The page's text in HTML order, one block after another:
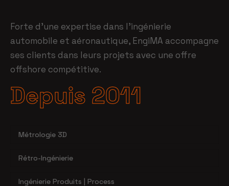
Forte d’une expertise dans l’ingénierie
automobile et aéronautique, EngiMA accompagne
ses clients dans leurs projets avec une offre
offshore compétitive.
Depuis 2011
Métrologie 3D
Rétro-Ingénierie
Ingénierie Produits | Process